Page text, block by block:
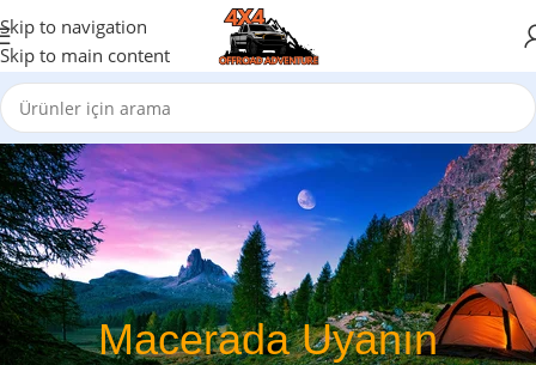
Skip to navigation
Skip to main content
Macerada Uyanın